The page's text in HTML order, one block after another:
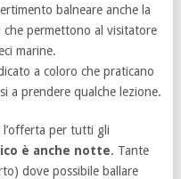
balneare anche la
permettono al visitatore
marine.
a coloro che praticano
a prendere qualche lezione.
l’offerta per tutti gli
è anche notte. Tante
dove possibile ballare